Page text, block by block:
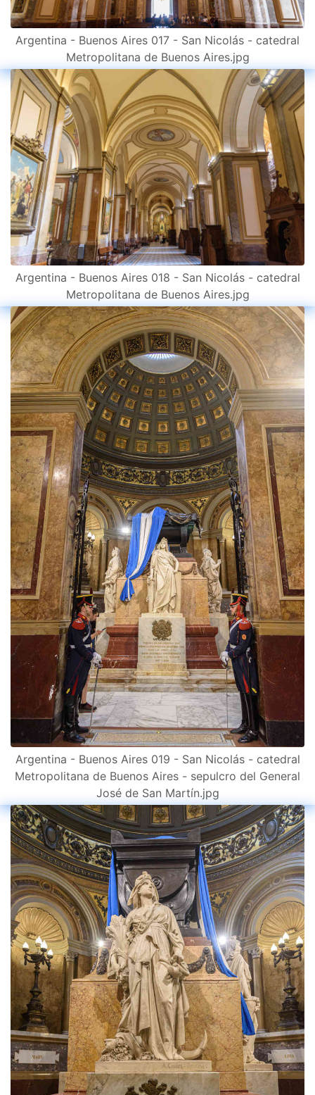
Argentina - Buenos Aires 017 - San Nicolás - catedral
Metropolitana de Buenos Aires.jpg
Argentina - Buenos Aires 018 - San Nicolás - catedral
Metropolitana de Buenos Aires.jpg
Argentina - Buenos Aires 019 - San Nicolás - catedral
Metropolitana de Buenos Aires - sepulcro del General
José de San Martín.jpg